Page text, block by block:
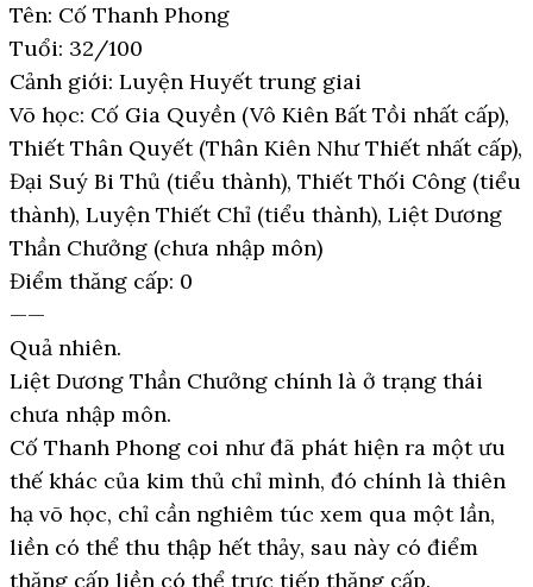
Tên: Cố Thanh Phong
Tuổi: 32/100
Cảnh giới: Luyện Huyết trung giai
Võ học: Cố Gia Quyền (Vô Kiên Bất Tồi nhất cấp),
Thiết Thân Quyết (Thân Kiên Như Thiết nhất cấp),
Đại Suý Bi Thủ (tiểu thành), Thiết Thối Công (tiểu
thành), Luyện Thiết Chỉ (tiểu thành), Liệt Dương
Thần Chưởng (chưa nhập môn)
Điểm thăng cấp: 0
——
Quả nhiên.
Liệt Dương Thần Chưởng chính là ở trạng thái
chưa nhập môn.
Cố Thanh Phong coi như đã phát hiện ra một ưu
thế khác của kim thủ chỉ mình, đó chính là thiên
hạ võ học, chỉ cần nghiêm túc xem qua một lần,
liền có thể thu thập hết thảy, sau này có điểm
thăng cấp liền có thể trực tiếp thăng cấp.